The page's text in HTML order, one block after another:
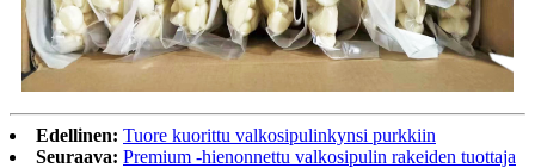
Edellinen: Tuore kuorittu valkosipulinkynsi purkkiin
Seuraava: Premium -hienonnettu valkosipulin rakeiden tuottaja